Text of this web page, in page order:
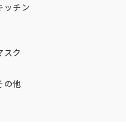
ッチン
スク
の他